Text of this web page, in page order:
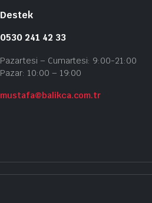
Destek
0530 241 42 33
Pazartesi – Cumartesi: 9:00-21:00
Pazar: 10:00 – 19:00
mustafa@balikca.com.tr